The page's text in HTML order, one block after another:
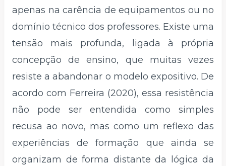
apenas na carência de equipamentos ou no
domínio técnico dos professores. Existe uma
tensão mais profunda, ligada à própria
concepção de ensino, que muitas vezes
resiste a abandonar o modelo expositivo. De
acordo com Ferreira (2020), essa resistência
não pode ser entendida como simples
recusa ao novo, mas como um reflexo das
experiências de formação que ainda se
organizam de forma distante da lógica da